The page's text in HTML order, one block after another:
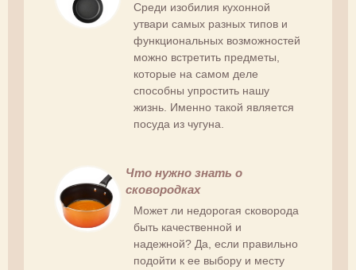
Среди изобилия кухонной
утвари самых разных типов и
функциональных возможностей
можно встретить предметы,
которые на самом деле
способны упростить нашу
жизнь. Именно такой является
посуда из чугуна.
Что нужно знать о
сковородках
Может ли недорогая сковорода
быть качественной и
надежной? Да, если правильно
подойти к ее выбору и месту